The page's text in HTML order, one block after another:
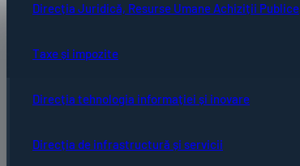
Direcția Juridică, Resurse Umane Achiziții Publice
Taxe și impozite
Direcția tehnologia informației și inovare
Direcția de infrastructură și servicii